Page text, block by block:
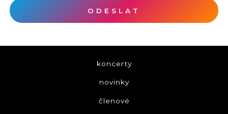
ODESLAT
koncerty
novinky
členové